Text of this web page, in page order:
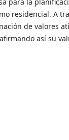
para la
residencial. A
de valores
así su